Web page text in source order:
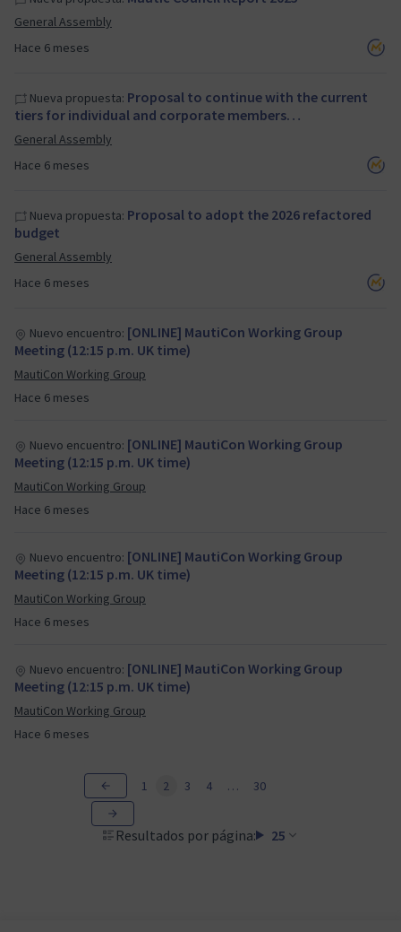
Hace 6 meses
General Assembly
Hace 6 meses
Nueva propuesta: Proposal to continue with the current
tiers for individual and corporate members…
General Assembly
Hace 6 meses
Nueva propuesta: Proposal to adopt the 2026 refactored
budget
General Assembly
Hace 6 meses
Nuevo encuentro: [ONLINE] MautiCon Working Group
Meeting (12:15 p.m. UK time)
MautiCon Working Group
Hace 6 meses
Nuevo encuentro: [ONLINE] MautiCon Working Group
Meeting (12:15 p.m. UK time)
MautiCon Working Group
Hace 6 meses
Nuevo encuentro: [ONLINE] MautiCon Working Group
Meeting (12:15 p.m. UK time)
MautiCon Working Group
Hace 6 meses
Nuevo encuentro: [ONLINE] MautiCon Working Group
Meeting (12:15 p.m. UK time)
MautiCon Working Group
Resultados por página: 25
1 2 3 4 … 30